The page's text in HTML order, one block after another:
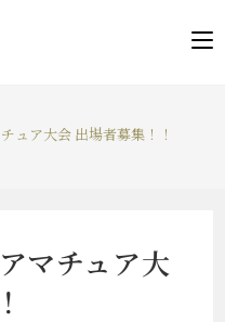
ュア大会 出場者募集！！
マチュア大